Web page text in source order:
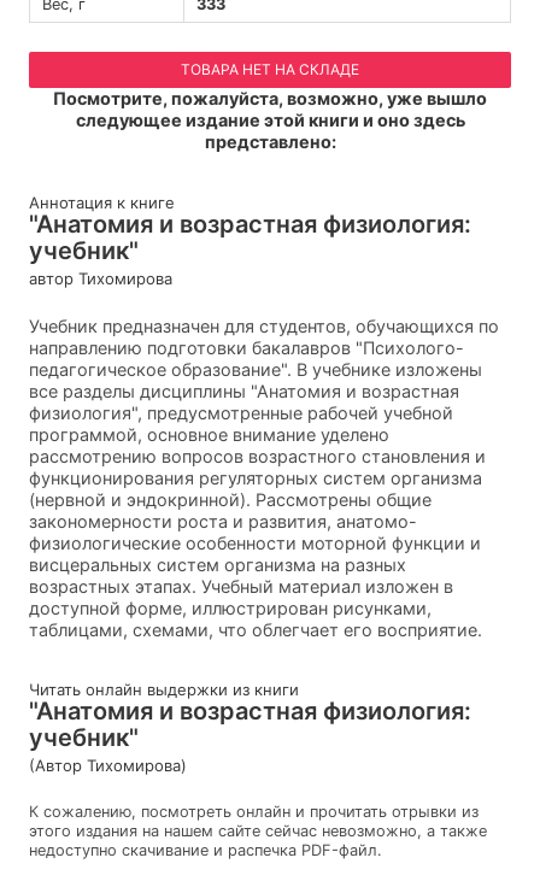
Вес, г
333
ТОВАРА НЕТ НА СКЛАДЕ
Посмотрите, пожалуйста, возможно, уже вышло
следующее издание этой книги и оно здесь
представлено:
Аннотация к книге
"Анатомия и возрастная физиология:
учебник"
автор Тихомирова
Учебник предназначен для студентов, обучающихся по
направлению подготовки бакалавров "Психолого-
педагогическое образование". В учебнике изложены
все разделы дисциплины "Анатомия и возрастная
физиология", предусмотренные рабочей учебной
программой, основное внимание уделено
рассмотрению вопросов возрастного становления и
функционирования регуляторных систем организма
(нервной и эндокринной). Рассмотрены общие
закономерности роста и развития, анатомо-
физиологические особенности моторной функции и
висцеральных систем организма на разных
возрастных этапах. Учебный материал изложен в
доступной форме, иллюстрирован рисунками,
таблицами, схемами, что облегчает его восприятие.
Читать онлайн выдержки из книги
"Анатомия и возрастная физиология:
учебник"
(Автор Тихомирова)
К сожалению, посмотреть онлайн и прочитать отрывки из
этого издания на нашем сайте сейчас невозможно, а также
недоступно скачивание и распечка PDF-файл.